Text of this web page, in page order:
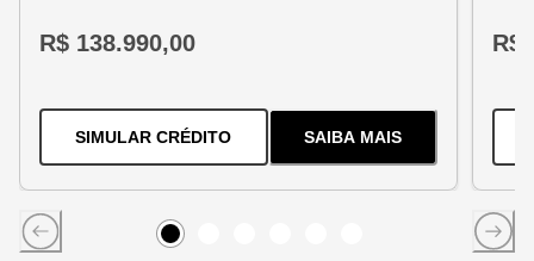
R$ 138.990,00
SIMULAR CRÉDITOPARA O TRACKER 1.2 TURBO FLEX
SAIBA MAIS
SOBRE
R$